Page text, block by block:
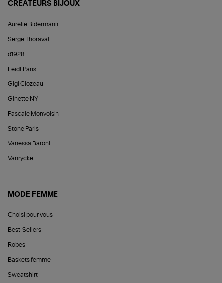
CRÉATEURS BIJOUX
Aurélie Bidermann
Serge Thoraval
d1928
Feidt Paris
Gigi Clozeau
Ginette NY
Pascale Monvoisin
Stone Paris
Vanessa Baroni
Vanrycke
MODE FEMME
Choisi pour vous
Best-Sellers
Robes
Baskets femme
Sweatshirt